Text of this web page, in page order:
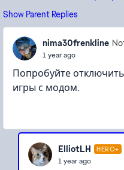
Show Parent Replies
nima30frenkline
1 year ago
Попробуйте
игры с модом.
ElliotLH HERO+
1 year ago